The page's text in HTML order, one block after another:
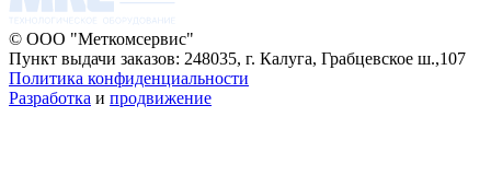
© ООО "Меткомсервис"
Пункт выдачи заказов: 248035, г. Калуга, Грабцевское ш.,107
Политика конфиденциальности
Разработка и продвижение